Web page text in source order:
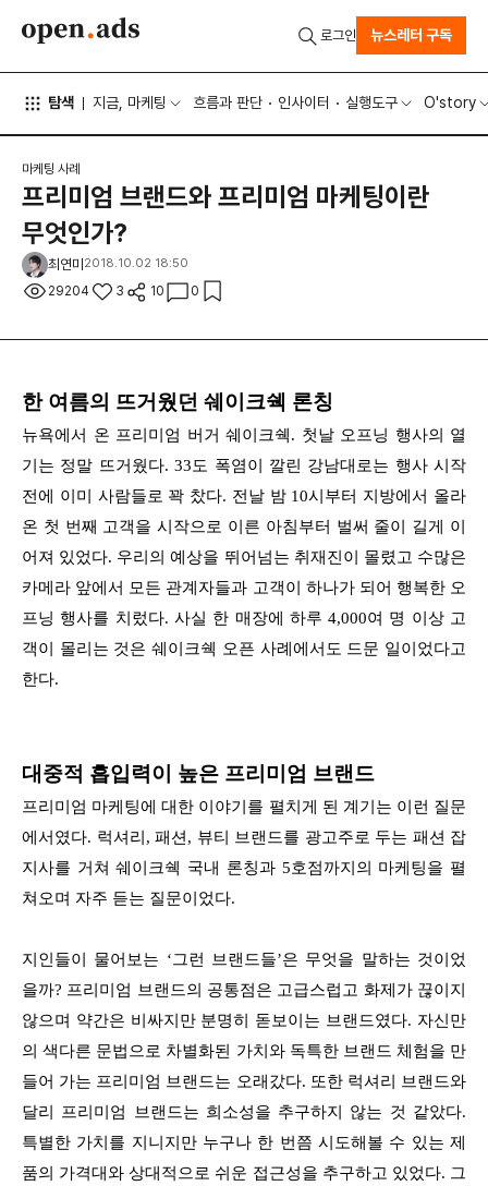
탐색 지금, 마케팅 흐름과 판단 인사이터 실행도구 O'story
로그인 뉴스레터 구독
마케팅 사례
프리미엄 브랜드와 프리미엄 마케팅이란
무엇인가?
최연미 2018.10.02 18:50
29204 3 10 0
한 여름의 뜨거웠던 쉐이크쉑 론칭
뉴욕에서 온 프리미엄 버거 쉐이크쉑. 첫날 오프닝 행사의 열
기는 정말 뜨거웠다. 33도 폭염이 깔린 강남대로는 행사 시작
전에 이미 사람들로 꽉 찼다. 전날 밤 10시부터 지방에서 올라
온 첫 번째 고객을 시작으로 이른 아침부터 벌써 줄이 길게 이
어져 있었다. 우리의 예상을 뛰어넘는 취재진이 몰렸고 수많은
카메라 앞에서 모든 관계자들과 고객이 하나가 되어 행복한 오
프닝 행사를 치렀다. 사실 한 매장에 하루 4,000여 명 이상 고
객이 몰리는 것은 쉐이크쉑 오픈 사례에서도 드문 일이었다고
한다.
대중적 흡입력이 높은 프리미엄 브랜드
프리미엄 마케팅에 대한 이야기를 펼치게 된 계기는 이런 질문
에서였다. 럭셔리, 패션, 뷰티 브랜드를 광고주로 두는 패션 잡
지사를 거쳐 쉐이크쉑 국내 론칭과 5호점까지의 마케팅을 펼
쳐오며 자주 듣는 질문이었다.
지인들이 물어보는 ‘그런 브랜드들’은 무엇을 말하는 것이었
을까? 프리미엄 브랜드의 공통점은 고급스럽고 화제가 끊이지
않으며 약간은 비싸지만 분명히 돋보이는 브랜드였다. 자신만
의 색다른 문법으로 차별화된 가치와 독특한 브랜드 체험을 만
들어 가는 프리미엄 브랜드는 오래갔다. 또한 럭셔리 브랜드와
달리 프리미엄 브랜드는 희소성을 추구하지 않는 것 같았다.
특별한 가치를 지니지만 누구나 한 번쯤 시도해볼 수 있는 제
품의 가격대와 상대적으로 쉬운 접근성을 추구하고 있었다. 그